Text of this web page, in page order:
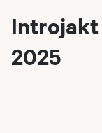
Introjakt
2025